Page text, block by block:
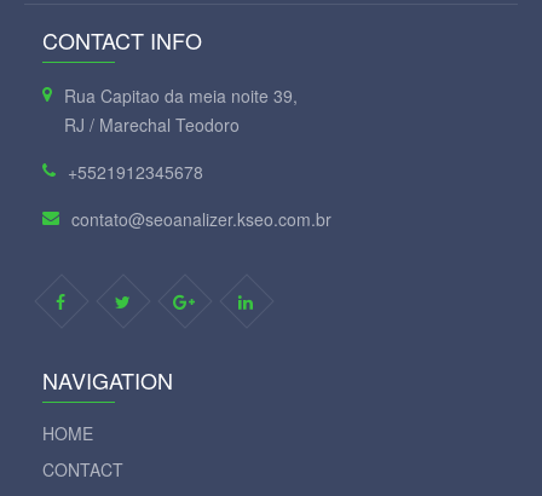
CONTACT INFO
Rua Capitao da meia noite 39,
RJ / Marechal Teodoro
+5521912345678
contato@seoanalizer.kseo.com.br
NAVIGATION
HOME
CONTACT